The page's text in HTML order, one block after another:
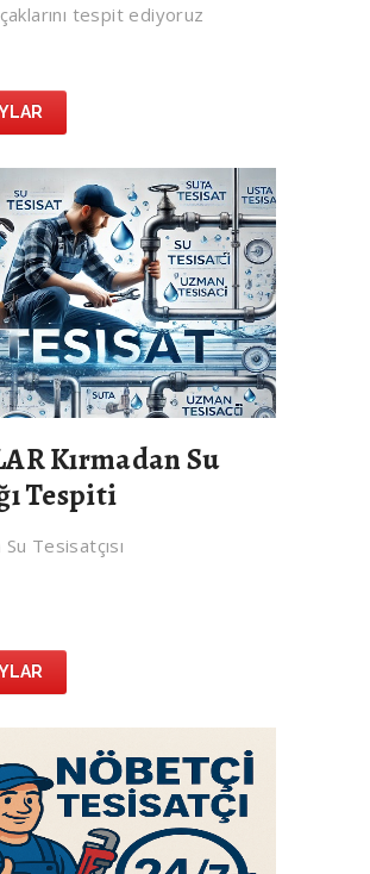
tespit ediyoruz
Kırmadan Su
Tespiti
Su Tesisatçısı